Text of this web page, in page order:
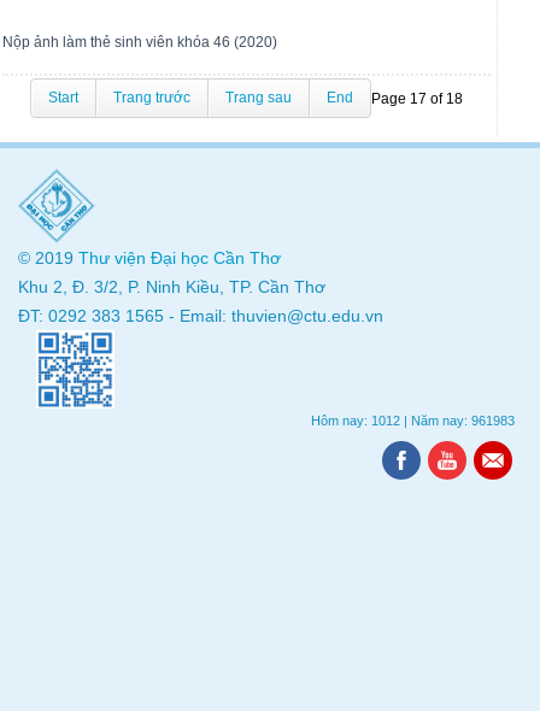
Nộp ảnh làm thẻ sinh viên khóa 46 (2020)
Page 17 of 18
Start Trang trước Trang sau End
© 2019 Thư viện Đại học Cần Thơ
Khu 2, Đ. 3/2, P. Ninh Kiều, TP. Cần Thơ
ĐT: 0292 383 1565 - Email: thuvien@ctu.edu.vn
Hôm nay: 1012 | Năm nay: 961983